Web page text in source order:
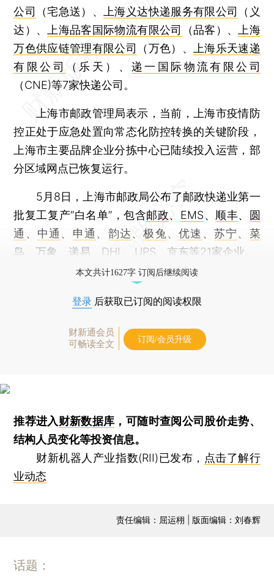
公司
（宅急送）、 上海义达快递服务有限公司
（义
达）、
上海品客国际物流有限公司 （品客）、
上海
万色供应链管理有限公司
（万色）、
上海乐天速递
有限公司
（乐天）、递一国际物流有限公司
（CNE)等7家快递公司。
上海市邮政管理局表示，当前，上海市疫情防
控正处于应急处置向常态化防控转换的关键阶段，
上海市主要品牌企业分拣中心已陆续投入运营，部
分区域网点已恢复运行。
5月8日，上海市邮政局公布了邮政快递业第一
批复工复产“白名单”，包含邮政、 EMS、 顺丰、 圆
通 、 中通 、 申通 、 韵达、极兔、优速 、 苏宁、 菜
鸟 、万象 递易 DHL UPS 京东等21家企业。
本文共计1627字 订阅后继续阅读
登录 后获取已订阅的阅读权限
财新通会员
可畅读全文
订阅/会员升级
推荐进入财新数据库 ，可随时查阅公司股价走势、
结构人员变化等投资信息。
财新机器人产业指数(RII)已发布， 点击了解行
业动态
责任编辑：屈运栩 | 版面编辑：刘春辉
话题：